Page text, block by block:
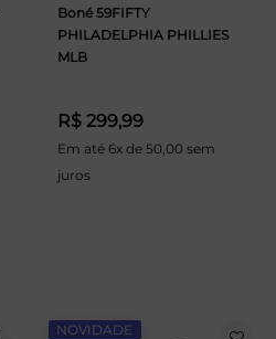
Boné 59FIFTY
PHILADELPHIA PHILLIES
MLB
R$ 299,99
Em até 6x de 50,00 sem
juros
NOVIDADE